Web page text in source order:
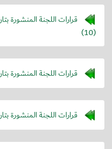
قرارات اللجنة المنشورة
(10)
قرارات اللجنة المنشورة
قرارات اللجنة المنشورة